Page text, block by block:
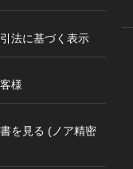
法に基づく表示
様
を見る (ノア精密